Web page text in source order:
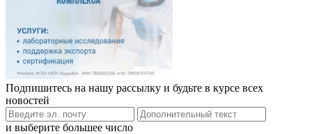
Подпишитесь на нашу рассылку и будьте в курсе всех
новостей
и выберите большее число